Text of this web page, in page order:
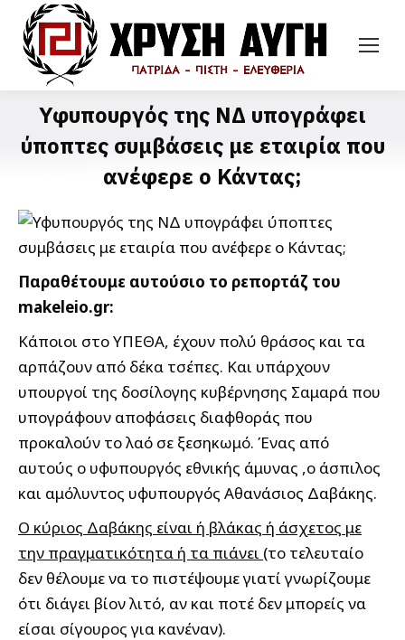
Υφυπουργός της ΝΔ υπογράφει
ύποπτες συμβάσεις με εταιρία που
ανέφερε ο Κάντας;
Παραθέτουμε αυτούσιο το ρεπορτάζ του
makeleio.gr:
Κάποιοι στο ΥΠΕΘΑ, έχουν πολύ θράσος και τα
αρπάζουν από δέκα τσέπες. Και υπάρχουν
υπουργοί της δοσίλογης κυβέρνησης Σαμαρά που
υπογράφουν αποφάσεις διαφθοράς που
προκαλούν το λαό σε ξεσηκωμό. Ένας από
αυτούς o υφυπουργός εθνικής άμυνας ,ο άσπιλος
και αμόλυντος υφυπουργός Αθανάσιος Δαβάκης.
Ο κύριος Δαβάκης είναι ή βλάκας ή άσχετος με
την πραγματικότητα ή τα πιάνει (το τελευταίο
δεν θέλουμε να το πιστέψουμε γιατί γνωρίζουμε
ότι διάγει βίον λιτό, αν και ποτέ δεν μπορείς να
είσαι σίγουρος για κανέναν).